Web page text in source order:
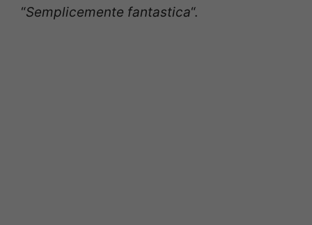
“Semplicemente fantastica“.